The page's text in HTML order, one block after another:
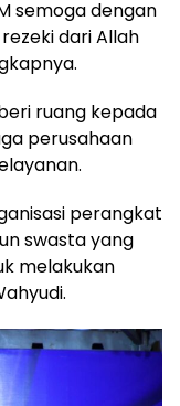
semoga dengan
dari Allah
ruang kepada
perusahaan
perangkat
swasta yang
melakukan